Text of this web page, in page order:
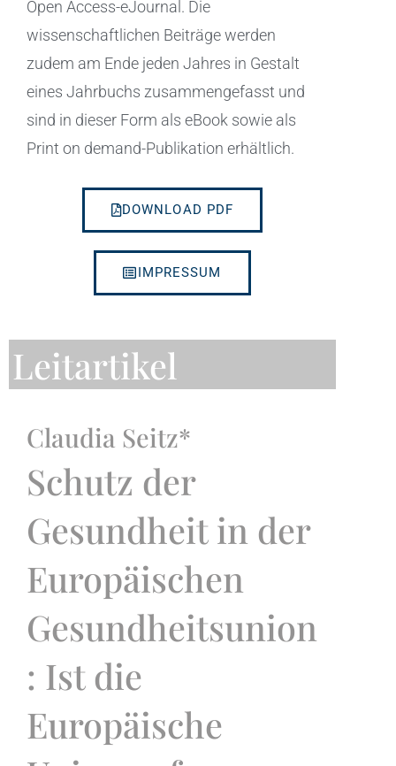
Open Access-eJournal. Die
wissenschaftlichen Beiträge werden
zudem am Ende jeden Jahres in Gestalt
eines Jahrbuchs zusammengefasst und
sind in dieser Form als eBook sowie als
Print on demand-Publikation erhältlich.
DOWNLOAD PDF
IMPRESSUM
Leitartikel
Claudia Seitz*
Schutz der
Gesundheit in der
Europäischen
Gesundheitsunion
: Ist die
Europäische